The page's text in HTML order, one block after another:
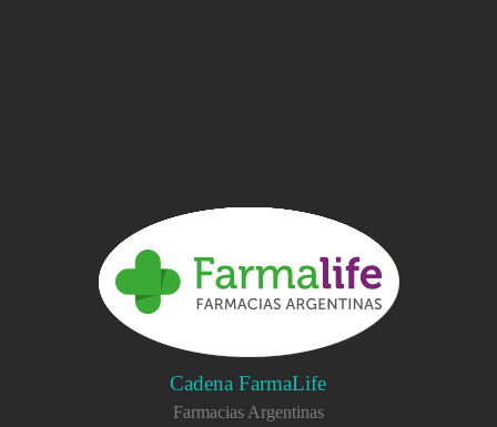
Cadena FarmaLife
Farmacias Argentinas